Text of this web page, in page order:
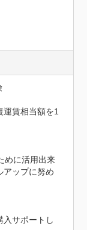
賃相当額を1
めに活用出来
アップに努め
入サポートし